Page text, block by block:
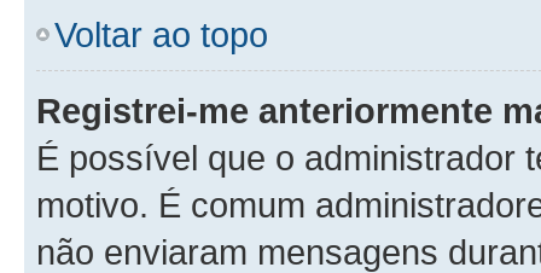
Voltar ao topo
Registrei-me anteriormente
É possível que o administrador
motivo. É comum
não enviaram mensagens